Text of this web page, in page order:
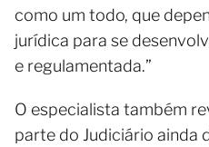
como um todo, que
jurídica para se
e regulamentada.”
O especialista também
parte do Judiciário ainda